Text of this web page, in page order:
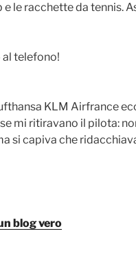
le racchette da tennis.
al telefono!
KLM Airfrance
mi ritiravano il pilota:
si capiva che
blog vero